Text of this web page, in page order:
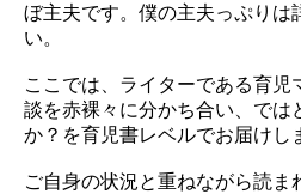
ぼ主夫です。僕の主夫っぷりは
い。
ここでは、ライターである育児
談を赤裸々に分かち合い、では
か？を育児書レベルでお届けし
ご自身の状況と重ねながら読ま